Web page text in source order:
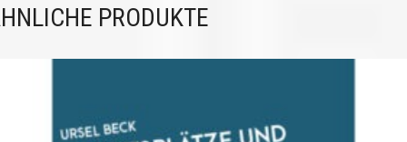
PRODUKTE